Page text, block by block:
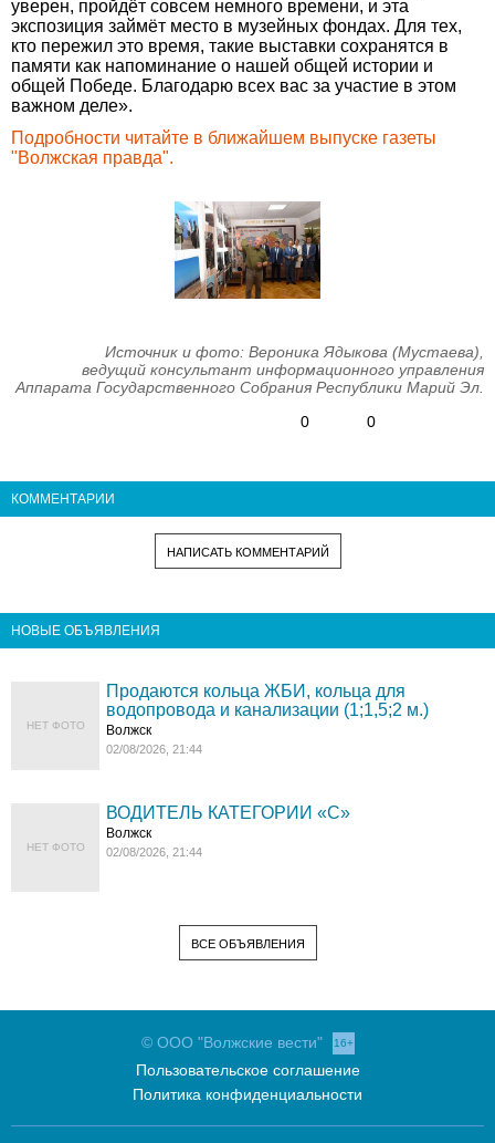
уверен, пройдёт совсем немного времени, и эта
экспозиция займёт место в музейных фондах. Для тех,
кто пережил это время, такие выставки сохранятся в
памяти как напоминание о нашей общей истории и
общей Победе. Благодарю всех вас за участие в этом
важном деле».
Подробности читайте в ближайшем выпуске газеты
"Волжская правда".
Источник и фото: Вероника Ядыкова (Мустаева),
ведущий консультант информационного управления
Аппарата Государственного Собрания Республики Марий Эл.
0
0
КОММЕНТАРИИ
НАПИСАТЬ КОММЕНТАРИЙ
НОВЫЕ ОБЪЯВЛЕНИЯ
НЕТ ФОТО
Продаются кольца ЖБИ, кольца для
водопровода и канализации (1;1,5;2 м.)
Волжск
02/08/2026, 21:44
НЕТ ФОТО
ВОДИТЕЛЬ КАТЕГОРИИ «C»
Волжск
02/08/2026, 21:44
ВСЕ ОБЪЯВЛЕНИЯ
© ООО "Волжские вести" 16+
Пользовательское соглашение
Политика конфиденциальности